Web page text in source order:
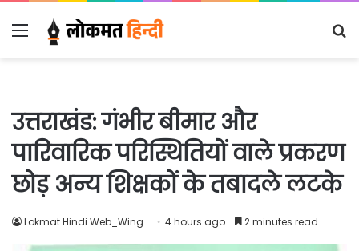
Menu
उत्तराखंड: गंभीर बीमार और
पारिवारिक परिस्थितियों वाले प्रकरण
छोड़ अन्य शिक्षकों के तबादले लटके
Lokmat Hindi Web_Wing 4 hours ago 2 minutes read